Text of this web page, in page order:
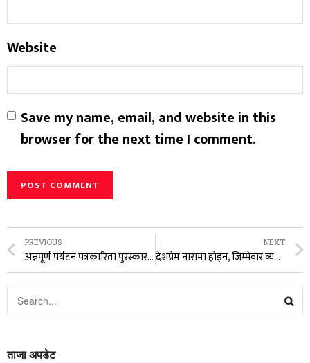
Website
Save my name, email, and website in this
browser for the next time I comment.
PREVIOUS
अन्नपूर्ण पर्यटन पत्रकारिता पुरस्कार–२०८३ पत्रकार भुपाल गुरुङलाई
NEXT
देशप्रेम नारामा होइन, जिम्मेवार व्यवहारमा देखिनुपर्छ
ताजा अपडेट